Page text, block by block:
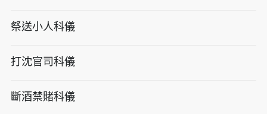
祭送小人科儀
打沈官司科儀
斷酒禁賭科儀